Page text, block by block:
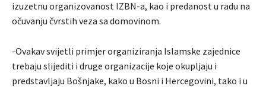
izuzetnu organizovanost IZBN-a, kao i predanost u radu na
očuvanju čvrstih veza sa domovinom.
-Ovakav svijetli primjer organiziranja Islamske zajednice
trebaju slijediti i druge organizacije koje okupljaju i
predstavljaju Bošnjake, kako u Bosni i Hercegovini, tako i u